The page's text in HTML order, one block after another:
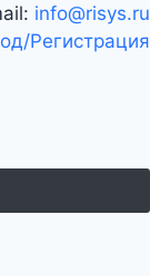
info@risys.ru
Регистрация